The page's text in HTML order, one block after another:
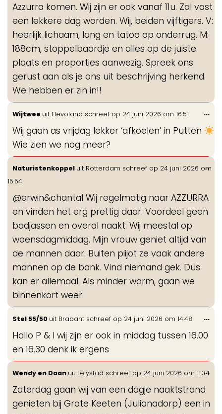
Azzurra komen. Wij zijn er ook vanaf 11u. Zal vast
een lekkere dag worden. Wij, beiden vijftigers. V:
heerlijk lichaam, lang en tatoo op onderrug. M:
188cm, stoppelbaardje en alles op de juiste
plaats en proporties aanwezig. Spreek ons
gerust aan als je ons uit beschrijving herkend.
We hebben er zin in!!
Wijtwee uit Flevoland schreef op 24 juni 2026 om 16:51
Wij gaan as vrijdag lekker ‘afkoelen’ in Putten
Wie zien we nog meer?
...
Naturistenkoppel uit Rotterdam schreef op 24 juni 2026 om
15:54
@erwin&chantal Wij regelmatig naar AZZURRA
en vinden het erg prettig daar. Voordeel geen
badjassen en overal naakt. Wij meestal op
woensdagmiddag. Mijn vrouw geniet altijd van
de mannen daar. Buiten piijot ze vaak andere
mannen op de bank. Vind niemand gek. Dus
kan er allemaal. Als minder warm, gaan we
binnenkort weer.
...
Stel 55/50 uit Brabant schreef op 24 juni 2026 om 14:48
Hallo P & I wij zijn er ook in middag tussen 16.00
en 16.30 denk ik ergens
...
Wendy en Daan uit Lelystad schreef op 24 juni 2026 om 11:34
Zaterdag gaan wij van een dagje naaktstrand
genieten bij Grote Keeten (Julianadorp) een in
...